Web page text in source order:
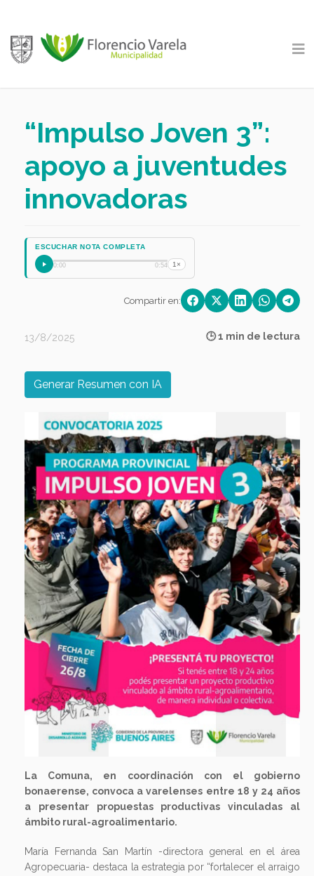
“Impulso Joven 3”:
apoyo a juventudes
innovadoras
ESCUCHAR NOTA COMPLETA
0:00 0:54 1×
Compartir en:
13/8/2025 🕒 1 min de lectura
Generar Resumen con IA
Previous Next
La Comuna, en coordinación con el gobierno
bonaerense, convoca a varelenses entre 18 y 24 años
a presentar propuestas productivas vinculadas al
ámbito rural-agroalimentario.
María Fernanda San Martín -directora general en el área
Agropecuaria- destaca la estrategia por “fortalecer el arraigo